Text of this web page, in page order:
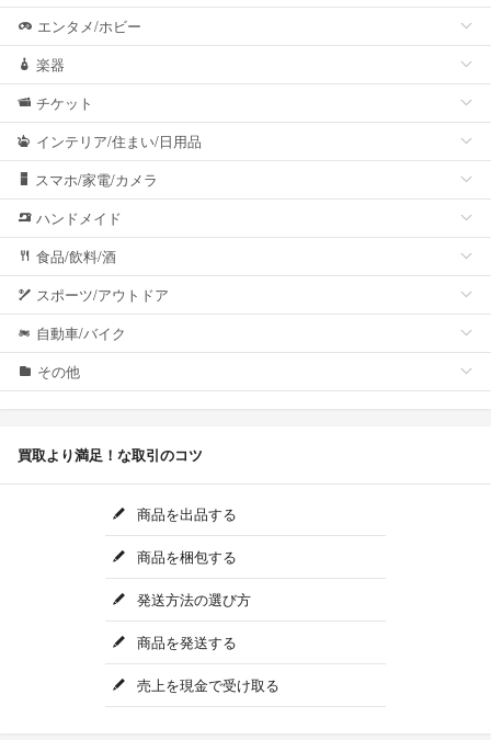
エンタメ/ホビー
楽器
チケット
インテリア/住まい/日用品
スマホ/家電/カメラ
ハンドメイド
食品/飲料/酒
スポーツ/アウトドア
自動車/バイク
その他
買取より満足！な取引のコツ
商品を出品する
商品を梱包する
発送方法の選び方
商品を発送する
売上を現金で受け取る